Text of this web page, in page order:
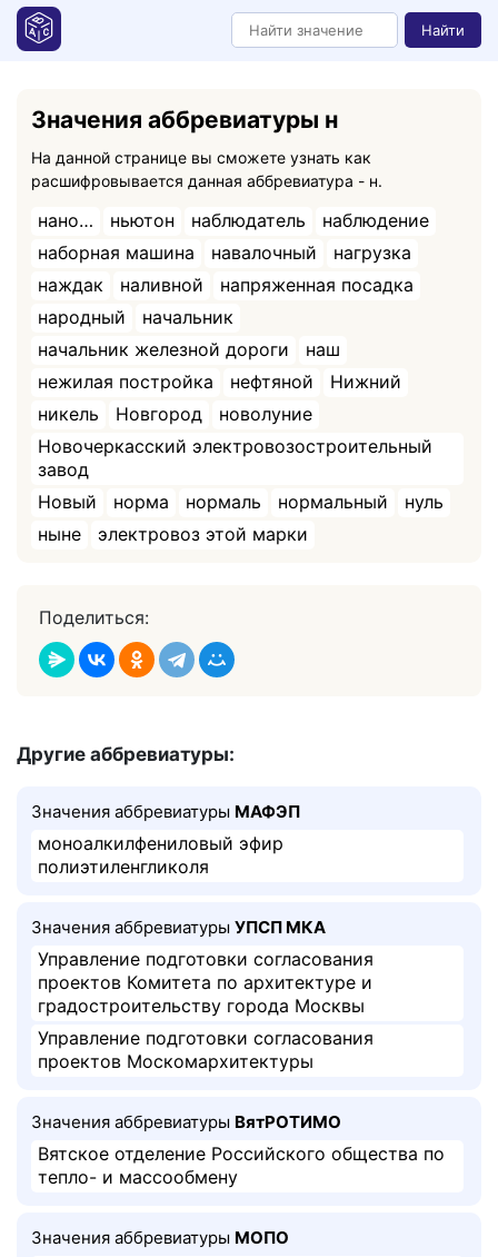
Найти
Значения аббревиатуры н
На данной странице вы сможете узнать как
расшифровывается данная аббревиатура - н.
нано… ньютон наблюдатель
наблюдение
наборная машина
навалочный
нагрузка
наждак
наливной
напряженная посадка
народный
начальник
начальник железной дороги
наш
нежилая постройка
нефтяной
Нижний
никель
Новгород
новолуние
Новочеркасский электровозостроительный
завод
Новый
норма нормаль нормальный
нуль
ныне
электровоз этой марки
Поделиться:
Другие аббревиатуры:
Значения аббревиатуры МАФЭП
моноалкилфениловый эфир
полиэтиленгликоля
Значения аббревиатуры УПСП МКА
Управление подготовки согласования
проектов Комитета по архитектуре и
градостроительству города Москвы
Управление подготовки согласования
проектов Москомархитектуры
Значения аббревиатуры ВятРОТИМО
Вятское отделение Российского общества по
тепло- и массообмену
Значения аббревиатуры МОПО